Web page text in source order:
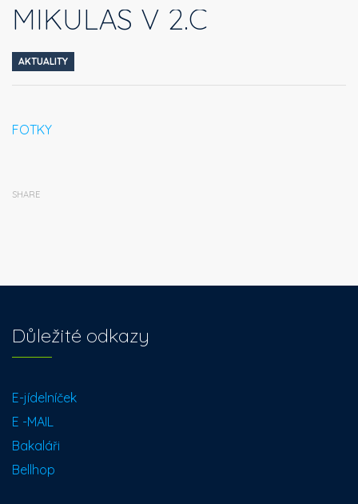
MIKULÁŠ V 2.C
AKTUALITY
FOTKY
SHARE
Důležité odkazy
E-jídelníček
E -MAIL
Bakaláři
Bellhop